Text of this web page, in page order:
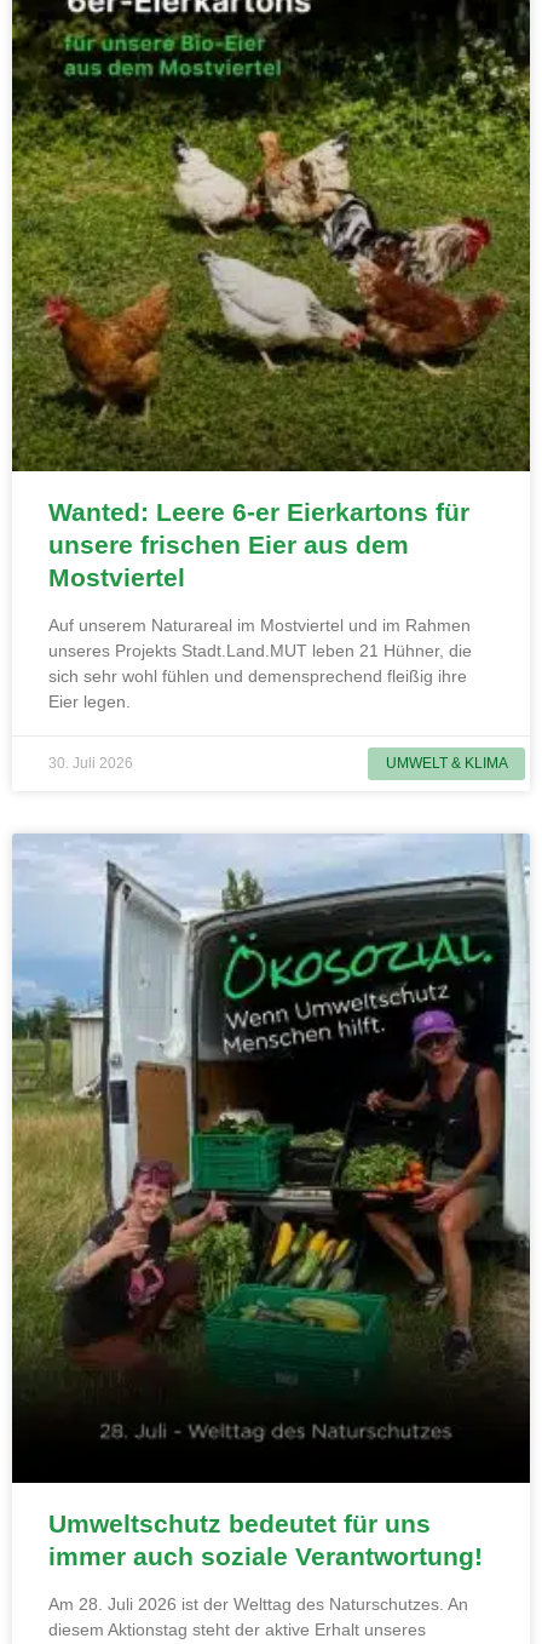
UMWELT & KLIMA
Wanted: Leere 6-er Eierkartons für
unsere frischen Eier aus dem
Mostviertel
Auf unserem Naturareal im Mostviertel und im Rahmen
unseres Projekts Stadt.Land.MUT leben 21 Hühner, die
sich sehr wohl fühlen und demensprechend fleißig ihre
Eier legen.
30. Juli 2026
Umweltschutz bedeutet für uns
immer auch soziale Verantwortung!
Am 28. Juli 2026 ist der Welttag des Naturschutzes. An
diesem Aktionstag steht der aktive Erhalt unseres